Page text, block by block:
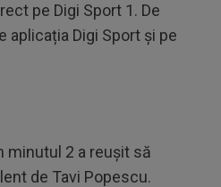
pe Digi Sport 1. De
aplicația Digi Sport și pe
minutul 2 a reușit să
de Tavi Popescu.